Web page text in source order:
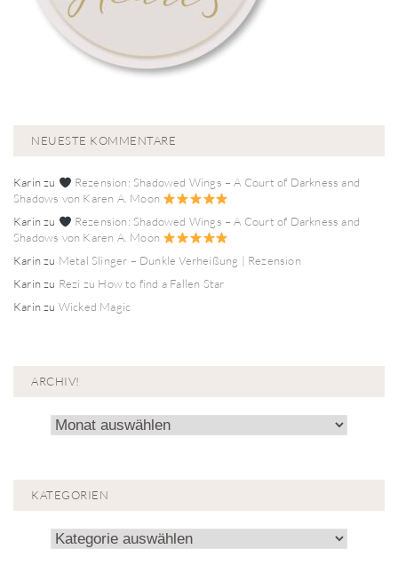
NEUESTE KOMMENTARE
Karinzu
Rezension: Shadowed Wings – A Court of Darkness and
Shadows von Karen A. Moon
Karinzu
Rezension: Shadowed Wings – A Court of Darkness and
Shadows von Karen A. Moon
Karinzu Metal Slinger – Dunkle Verheißung | Rezension
Karinzu Rezi zu How to find a Fallen Star
Karinzu Wicked Magic
ARCHIV!
Archiv!
KATEGORIEN
Kategorien